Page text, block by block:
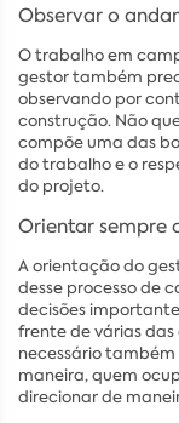
Observar o
O trabalho em
gestor também
observando por
construção. Não
compõe uma das
do trabalho e o
do projeto.
Orientar sempre
A orientação do
desse processo de
decisões
frente de várias das
necessário também
maneira, quem
direcionar de